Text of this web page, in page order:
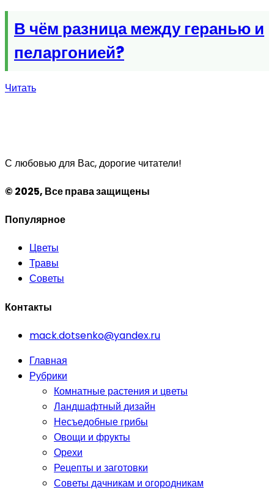
В чём разница между геранью и
пеларгонией?
Читать
С любовью для Вас, дорогие читатели!
© 2025, Все права защищены
Популярное
Цветы
Травы
Советы
Контакты
mack.dotsenko@yandex.ru
Главная
Рубрики
Комнатные растения и цветы
Ландшафтный дизайн
Несъедобные грибы
Овощи и фрукты
Орехи
Рецепты и заготовки
Советы дачникам и огородникам